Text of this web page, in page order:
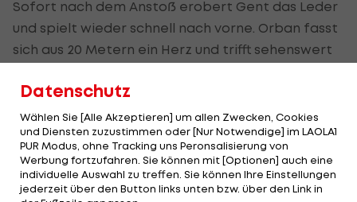
Sofort nach dem Anstoß erobert Gent das Leder
und spielt wieder schnell nach vorne. Orban fasst
sich aus 20 Metern ein Herz und trifft sehenswert
unfassbar bitter. Es vergehen wieder nur etwas
mehr als 60 Sekunden, da trifft Orban ein weiteres
Mal.
Datenschutz
Wählen Sie [Alle Akzeptieren] um allen Zwecken, Cookies
und Diensten zuzustimmen oder [Nur Notwendige] im LAOLA1
PUR Modus, ohne Tracking uns Peronsalisierung von
Werbung fortzufahren. Sie können mit [Optionen] auch eine
individuelle Auswahl zu treffen. Sie können Ihre Einstellungen
jederzeit über den Button links unten bzw. über den Link in